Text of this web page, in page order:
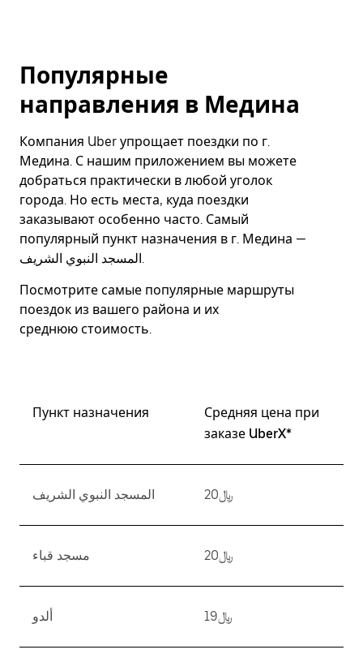
Популярные
направления в Медина
Компания Uber упрощает поездки по г.
Медина. С нашим приложением вы можете
добраться практически в любой уголок
города. Но есть места, куда поездки
заказывают особенно часто. Самый
популярный пункт назначения в г. Медина —
المسجد النبوي الشريف.
Посмотрите самые популярные маршруты
поездок из вашего района и их
среднюю стоимость.
Пункт назначения
Средняя цена при
заказе UberX*
المسجد النبوي الشريف ﷼20
مسجد قباء ﷼20
ألدو ﷼19